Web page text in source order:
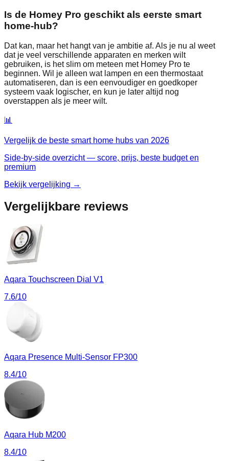
Is de Homey Pro geschikt als eerste smart
home‑hub?
Dat kan, maar het hangt van je ambitie af. Als je nu al weet
dat je veel verschillende apparaten en merken wilt
gebruiken, is het slim om meteen met Homey Pro te
beginnen. Wil je alleen wat lampen en een thermostaat
automatiseren, dan is een eenvoudiger en goedkoper
systeem vaak logischer, en kun je later altijd nog
overstappen als je meer wilt.
📊
Vergelijk de beste smart home hubs van 2026
Side-by-side overzicht — score, prijs, beste budget en
premium
Bekijk vergelijking →
Vergelijkbare reviews
Aqara Touchscreen Dial V1
7.6/10
Aqara Presence Multi-Sensor FP300
8.4/10
Aqara Hub M200
8.4/10